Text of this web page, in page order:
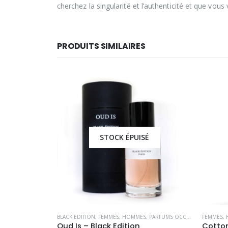
cherchez la singularité et l’authenticité et que
PRODUITS SIMILAIRES
STOCK ÉPUISÉ
BLACK EDITION, FEMMES, HOMMES, PARFUMS OCCIDENTAUX FEMMES,